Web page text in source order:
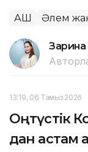
АҚШ Әлем
Зарина
13:19, 06 Тамыз 2026
Оңтүстік
дан астам